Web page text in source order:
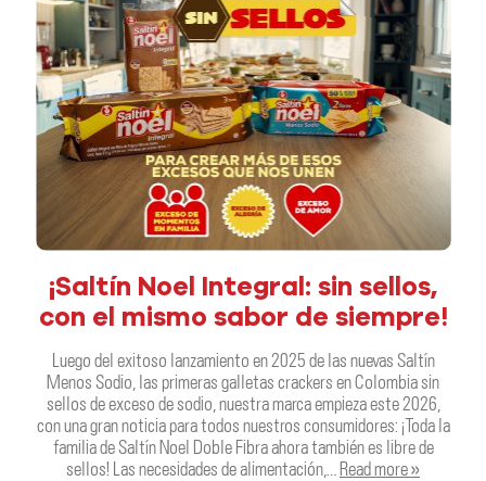
¡Saltín Noel Integral: sin sellos,
con el mismo sabor de siempre!
Luego del exitoso lanzamiento en 2025 de las nuevas Saltín
Menos Sodio, las primeras galletas crackers en Colombia sin
sellos de exceso de sodio, nuestra marca empieza este 2026,
con una gran noticia para todos nuestros consumidores: ¡Toda la
familia de Saltín Noel Doble Fibra ahora también es libre de
sellos! Las necesidades de alimentación,… Read more »